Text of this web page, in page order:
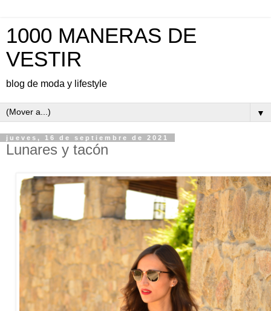
1000 MANERAS DE
VESTIR
blog de moda y lifestyle
▼
jueves, 16 de septiembre de 2021
Lunares y tacón